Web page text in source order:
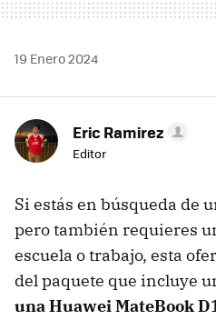
19 Enero 2024
Eric Ramirez
Editor
Si estás en búsqueda de
pero también requieres
escuela o trabajo, esta
del paquete que incluye
una Huawei MateBook